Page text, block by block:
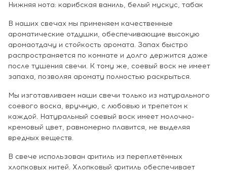
Нижняя нота: карибская ваниль, белый мускус, табак
В наших свечах мы применяем качественные
ароматические отдушки, обеспечивающие высокую
аромаотдачу и стойкость аромата. Запах быстро
распространяется по комнате и долго держится даже
после тушения свечи. К тому же, соевый воск не имеет
запаха, позволяя аромату полностью раскрыться.
Мы изготавливаем наши свечи только из натурального
соевого воска, вручную, с любовью и трепетом к
каждой. Натуральный соевый воск имеет молочно-
кремовый цвет, равномерно плавится, не выделяя
вредных веществ.
В свече использован фитиль из переплетённых
хлопковых нитей. Хлопковый фитиль обеспечивает